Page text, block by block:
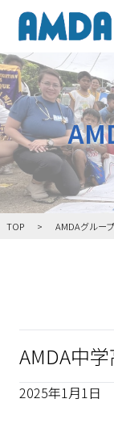
TOP AMDAグルー
AMDA中
2025年1月1日